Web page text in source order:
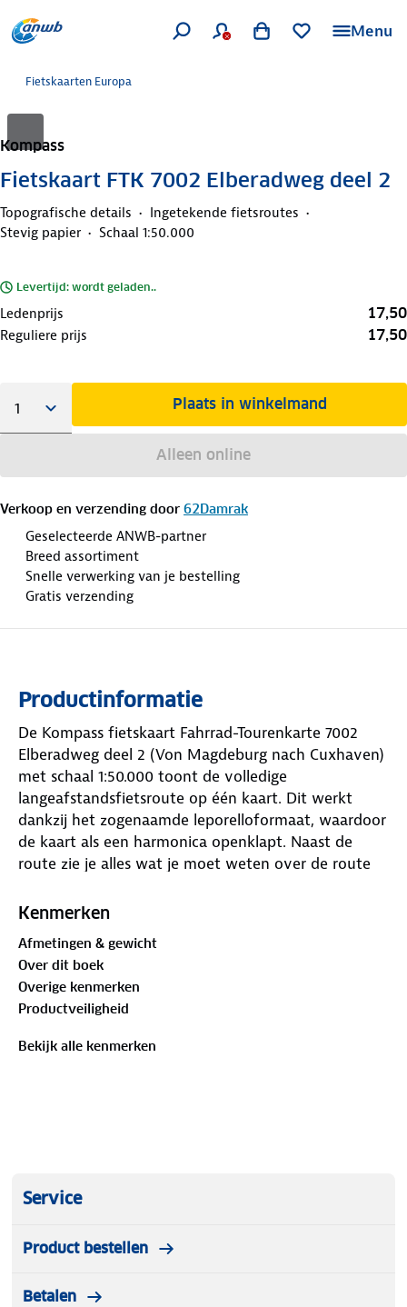
Menu
Fietskaarten Europa
Kompass
Fietskaart FTK 7002 Elberadweg deel 2
Topografische details
Ingetekende fietsroutes
Stevig papier
Schaal 1:50.000
Levertijd: wordt geladen..
Ledenprijs 17,50
Reguliere prijs 17,50
Plaats in winkelmand
Alleen online
Verkoop en verzending door 62Damrak
Geselecteerde ANWB-partner
Breed assortiment
Snelle verwerking van je bestelling
Gratis verzending
Productinformatie
De Kompass fietskaart Fahrrad-Tourenkarte 7002
Elberadweg deel 2 (Von Magdeburg nach Cuxhaven)
met schaal 1:50.000 toont de volledige
langeafstandsfietsroute op één kaart. Dit werkt
dankzij het zogenaamde leporelloformaat, waardoor
de kaart als een harmonica openklapt. Naast de
route zie je alles wat je moet weten over de route
informatie, zoals suggesties voor overnachtingen,
Regen, sneeuw en hagel kunnen de kaart geen
kwaad - het stevige, scheur- en weerbestendige
materiaal laat je niet in de steek. E-bike
oplaadstations, fietsverhuur en -reparatie,
horecagelegenheden, treinstations, veerboten,
Kenmerken
Afmetingen & gewicht
Over dit boek
Overige kenmerken
Productveiligheid
Bekijk alle kenmerken
Service
Product bestellen
Betalen